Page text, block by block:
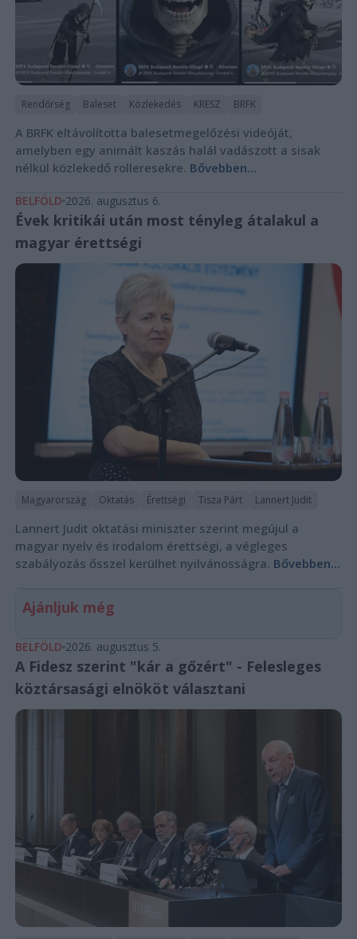
Rendőrség Baleset Közlekedés KRESZ BRFK
A BRFK eltávolította balesetmegelőzési videóját,
amelyben egy animált kaszás halál vadászott a sisak
nélkül közlekedő rolleresekre. Bővebben...
BELFÖLD 2026. augusztus 6.
Évek kritikái után most tényleg átalakul a
magyar érettségi
Magyarország Oktatás Érettségi Tisza Párt Lannert Judit
Lannert Judit oktatási miniszter szerint megújul a
magyar nyelv és irodalom érettségi, a végleges
szabályozás ősszel kerülhet nyilvánosságra. Bővebben...
Ajánljuk még
BELFÖLD 2026. augusztus 5.
A Fidesz szerint "kár a gőzért" - Felesleges
köztársasági elnököt választani